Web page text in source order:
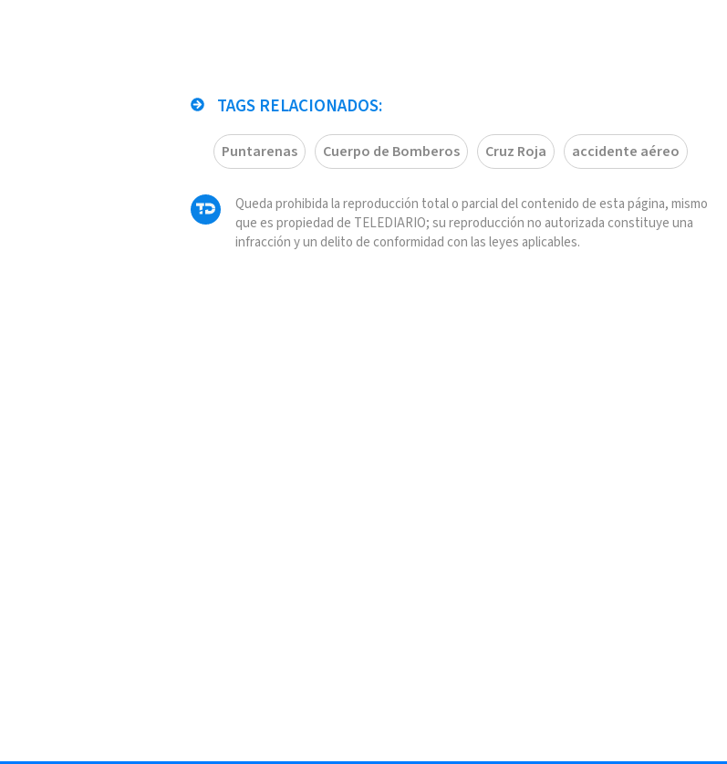
TAGS RELACIONADOS:
Puntarenas Cuerpo de Bomberos Cruz Roja accidente aéreo
Queda prohibida la reproducción total o parcial del contenido de esta página, mismo
que es propiedad de TELEDIARIO; su reproducción no autorizada constituye una
infracción y un delito de conformidad con las leyes aplicables.